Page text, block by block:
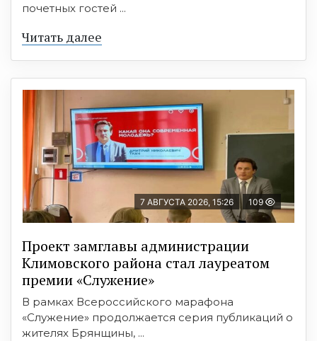
почетных гостей ...
Читать далее
7 АВГУСТА 2026, 15:26 109
Проект замглавы администрации
Климовского района стал лауреатом
премии «Служение»
В рамках Всероссийского марафона
«Служение» продолжается серия публикаций о
жителях Брянщины, ...